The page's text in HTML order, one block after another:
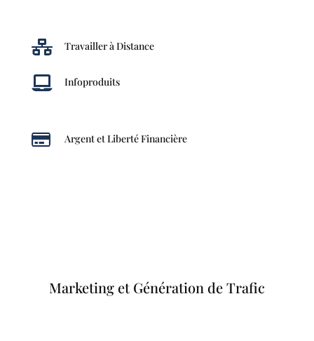
 Travailler à Distance
 Infoproduits
 Argent et Liberté Financière
Marketing et Génération de Trafic